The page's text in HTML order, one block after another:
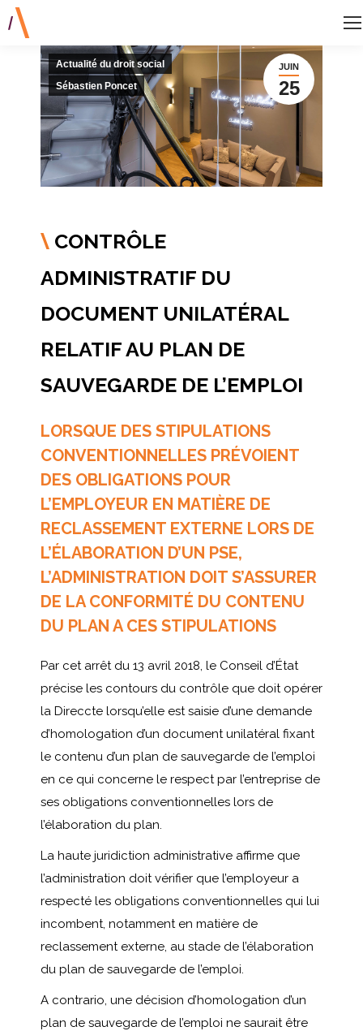
JUIN
25
Actualité du droit social
Sébastien Poncet
\ CONTRÔLE
ADMINISTRATIF DU
DOCUMENT UNILATÉRAL
RELATIF AU PLAN DE
SAUVEGARDE DE L’EMPLOI
LORSQUE DES STIPULATIONS
CONVENTIONNELLES PRÉVOIENT
DES OBLIGATIONS POUR
L’EMPLOYEUR EN MATIÈRE DE
RECLASSEMENT EXTERNE LORS DE
L’ÉLABORATION D’UN PSE,
L’ADMINISTRATION DOIT S’ASSURER
DE LA CONFORMITÉ DU CONTENU
DU PLAN A CES STIPULATIONS
Par cet arrêt du 13 avril 2018, le Conseil d’État
précise les contours du contrôle que doit opérer
la Direccte lorsqu’elle est saisie d’une demande
d’homologation d’un document unilatéral fixant
le contenu d’un plan de sauvegarde de l’emploi
en ce qui concerne le respect par l’entreprise de
ses obligations conventionnelles lors de
l’élaboration du plan.
La haute juridiction administrative affirme que
l’administration doit vérifier que l’employeur a
respecté les obligations conventionnelles qui lui
incombent, notamment en matière de
reclassement externe, au stade de l’élaboration
du plan de sauvegarde de l’emploi.
A contrario, une décision d’homologation d’un
plan de sauvegarde de l’emploi ne saurait être